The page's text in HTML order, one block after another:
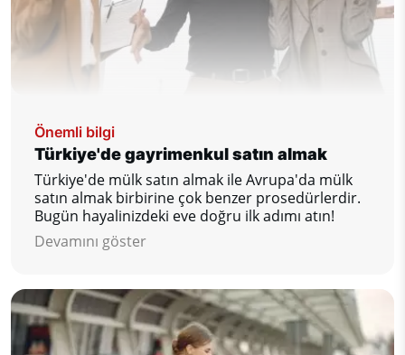
Önemli bilgi
Türkiye'de gayrimenkul satın almak
Türkiye'de mülk satın almak ile Avrupa'da mülk
satın almak birbirine çok benzer prosedürlerdir.
Bugün hayalinizdeki eve doğru ilk adımı atın!
Devamını göster